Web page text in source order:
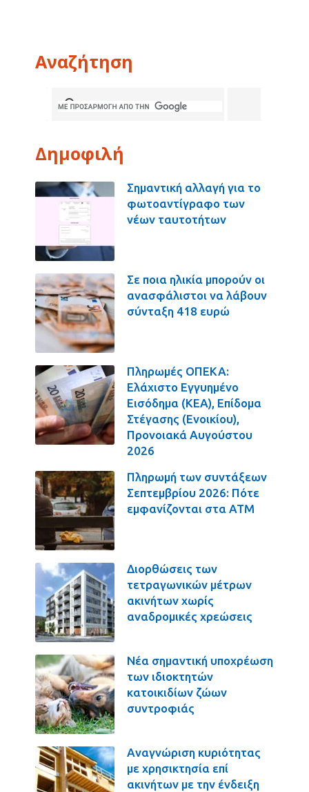
Αναζήτηση
Δημοφιλή
Σημαντική αλλαγή για το
φωτοαντίγραφο των
νέων ταυτοτήτων
Σε ποια ηλικία μπορούν οι
ανασφάλιστοι να λάβουν
σύνταξη 418 ευρώ
Πληρωμές ΟΠΕΚΑ:
Ελάχιστο Εγγυημένο
Εισόδημα (ΚΕΑ), Επίδομα
Στέγασης (Ενοικίου),
Προνοιακά Αυγούστου
2026
Πληρωμή των συντάξεων
Σεπτεμβρίου 2026: Πότε
εμφανίζονται στα ΑΤΜ
Διορθώσεις των
τετραγωνικών μέτρων
ακινήτων χωρίς
αναδρομικές χρεώσεις
Νέα σημαντική υποχρέωση
των ιδιοκτητών
κατοικιδίων ζώων
συντροφιάς
Αναγνώριση κυριότητας
με χρησικτησία επί
ακινήτων με την ένδειξη